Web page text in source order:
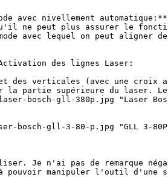
avec nivellement
ne peut plus assurer le
avec lequel on peut
des verticales (avec une
la partie supérieure du laser.
bosch-gll-380p.jpg "Laser
bosch-gll-3-80-p.jpg "GLL 3-
Je n'ai pas de remarque
pouvoir manipuler l'outil d'une